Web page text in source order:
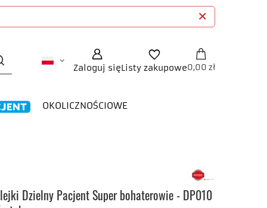
Zaloguj sięListy zakupowe0,00 zł
OKOLICZNOŚCIOWE
Dzielny Pacjent Super bohaterowie - DP010